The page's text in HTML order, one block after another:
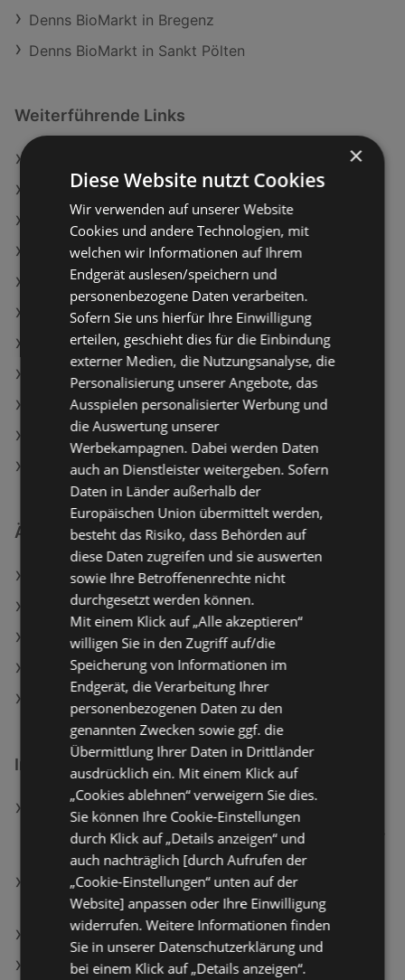
Denns BioMarkt in Bregenz
Denns BioMarkt in Sankt Pölten
Weiterführende Links
Clever Birnen
Stiegl Goldbräu 12er
PENNY Angebote
MPREIS Angebote
Aktuelle PENNY Flugblätter
Aktuelle Lidl Flugblätter
Aktuelle NÖM Flugblätter
Aktuelle Travel FREE Flugblätter
Aktuelle T&G Flugblätter
Denns BioMarkt Filialen in Bregenz
Ähnliche Händler
BILLA Angebote
BILLA PLUS Angebote
Travel FREE Angebote
SPAR Angebote
HOFER Angebote
Interessantes auf wogibtswas.at
HP 14-em0908ng Notebook, 14 Zoll, Full-HD, AMD
Ryzen™ 5 7520U Prozessor, 8 GB, 512 GB, Windows
11 Home, Radeon™ 610M
Bose QuietComfort Ultra Kopfhörer (2. Gen.),
Schwarz
SodaStream in Schwechat
PLAYMobil 72100 Spiel-Ei: Piraten; Figuren
×
Diese Website nutzt Cookies
Wir verwenden auf unserer Website
Cookies und andere Technologien, mit
welchen wir Informationen auf Ihrem
Endgerät auslesen/speichern und
personenbezogene Daten verarbeiten.
Sofern Sie uns hierfür Ihre Einwilligung
erteilen, geschieht dies für die Einbindung
externer Medien, die Nutzungsanalyse, die
Personalisierung unserer Angebote, das
Ausspielen personalisierter Werbung und
die Auswertung unserer
Werbekampagnen. Dabei werden Daten
auch an Dienstleister weitergeben. Sofern
Daten in Länder außerhalb der
Europäischen Union übermittelt werden,
besteht das Risiko, dass Behörden auf
diese Daten zugreifen und sie auswerten
sowie Ihre Betroffenenrechte nicht
durchgesetzt werden können.
Mit einem Klick auf „Alle akzeptieren“
willigen Sie in den Zugriff auf/die
Speicherung von Informationen im
Endgerät, die Verarbeitung Ihrer
personenbezogenen Daten zu den
genannten Zwecken sowie ggf. die
Übermittlung Ihrer Daten in Drittländer
ausdrücklich ein. Mit einem Klick auf
„Cookies ablehnen“ verweigern Sie dies.
Sie können Ihre Cookie-Einstellungen
durch Klick auf „Details anzeigen“ und
auch nachträglich [durch Aufrufen der
„Cookie-Einstellungen“ unten auf der
Website] anpassen oder Ihre Einwilligung
widerrufen. Weitere Informationen finden
Sie in unserer Datenschutzerklärung und
bei einem Klick auf „Details anzeigen“.